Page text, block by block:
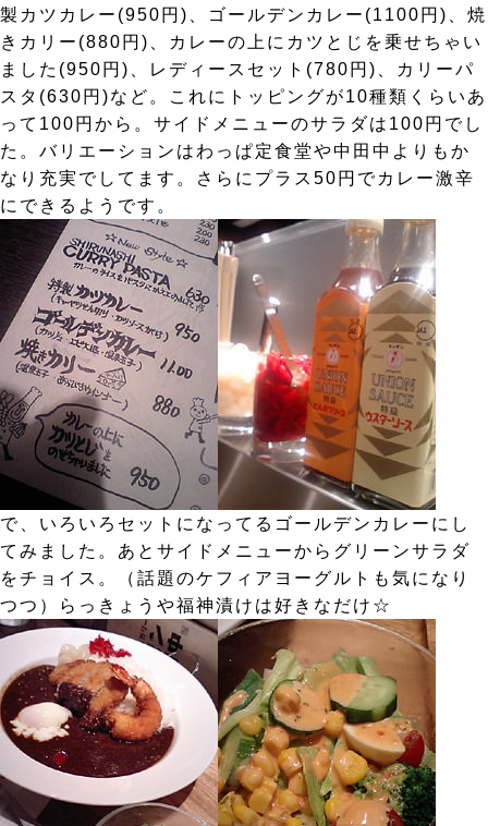
製カツカレー(950円)、ゴールデンカレー(1100円)、焼
きカリー(880円)、カレーの上にカツとじを乗せちゃい
ました(950円)、レディースセット(780円)、カリーパ
スタ(630円)など。これにトッピングが10種類くらいあ
って100円から。サイドメニューのサラダは100円でし
た。バリエーションはわっぱ定食堂や中田中よりもか
なり充実でしてます。さらにプラス50円でカレー激辛
にできるようです。
で、いろいろセットになってるゴールデンカレーにし
てみました。あとサイドメニューからグリーンサラダ
をチョイス。（話題のケフィアヨーグルトも気になり
つつ）らっきょうや福神漬けは好きなだけ☆